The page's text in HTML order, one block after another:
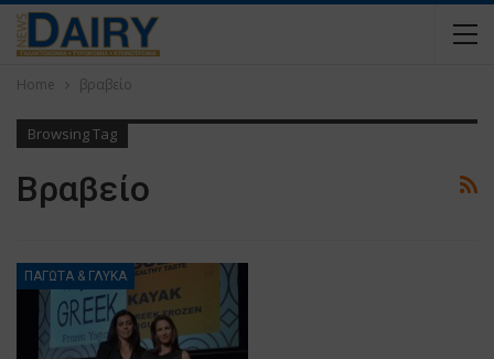
Home βραβείο
Browsing Tag
Βραβείο
ΠΑΓΩΤΑ & ΓΛΥΚΑ